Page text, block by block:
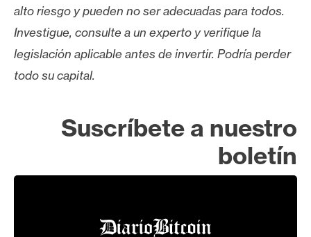
alto riesgo y pueden no ser adecuadas para todos.
Investigue, consulte a un experto y verifique la
legislación aplicable antes de invertir. Podría perder
todo su capital.
Suscríbete a nuestro
boletín